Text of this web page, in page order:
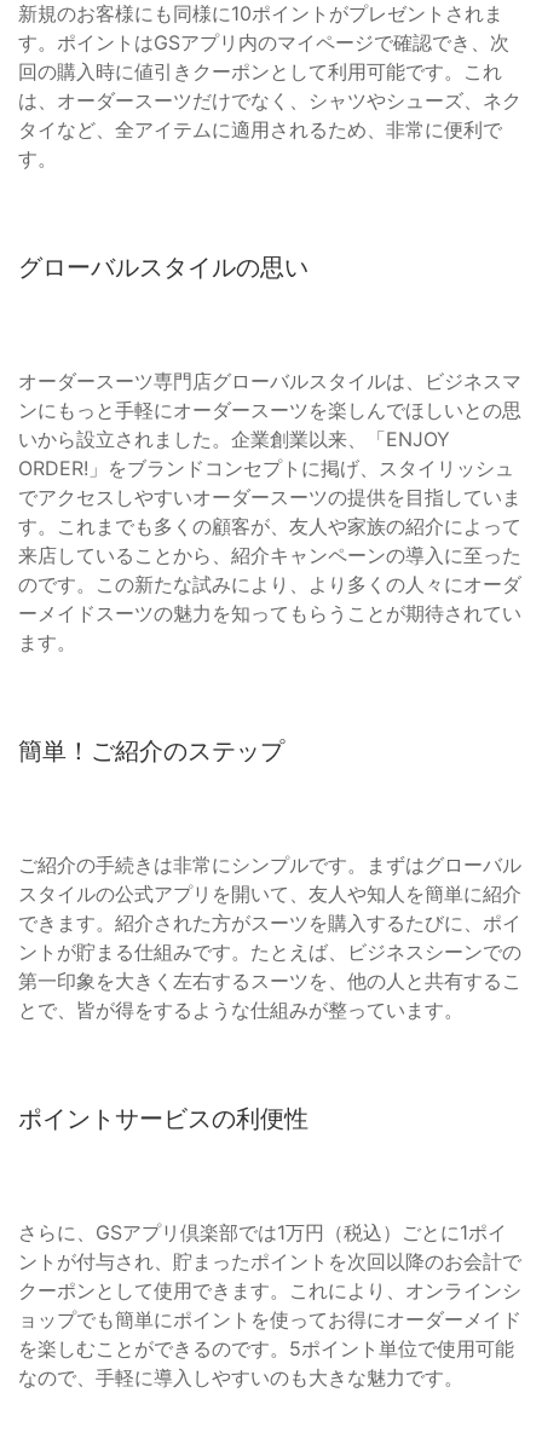
新規のお客様にも同様に10ポイントがプレゼントされま
す。ポイントはGSアプリ内のマイページで確認でき、次
回の購入時に値引きクーポンとして利用可能です。これ
は、オーダースーツだけでなく、シャツやシューズ、ネク
タイなど、全アイテムに適用されるため、非常に便利で
す。
グローバルスタイルの思い
オーダースーツ専門店グローバルスタイルは、ビジネスマ
ンにもっと手軽にオーダースーツを楽しんでほしいとの思
いから設立されました。企業創業以来、「ENJOY
ORDER!」をブランドコンセプトに掲げ、スタイリッシュ
でアクセスしやすいオーダースーツの提供を目指していま
す。これまでも多くの顧客が、友人や家族の紹介によって
来店していることから、紹介キャンペーンの導入に至った
のです。この新たな試みにより、より多くの人々にオーダ
ーメイドスーツの魅力を知ってもらうことが期待されてい
ます。
簡単！ご紹介のステップ
ご紹介の手続きは非常にシンプルです。まずはグローバル
スタイルの公式アプリを開いて、友人や知人を簡単に紹介
できます。紹介された方がスーツを購入するたびに、ポイ
ントが貯まる仕組みです。たとえば、ビジネスシーンでの
第一印象を大きく左右するスーツを、他の人と共有するこ
とで、皆が得をするような仕組みが整っています。
ポイントサービスの利便性
さらに、GSアプリ倶楽部では1万円（税込）ごとに1ポイ
ントが付与され、貯まったポイントを次回以降のお会計で
クーポンとして使用できます。これにより、オンラインシ
ョップでも簡単にポイントを使ってお得にオーダーメイド
を楽しむことができるのです。5ポイント単位で使用可能
なので、手軽に導入しやすいのも大きな魅力です。